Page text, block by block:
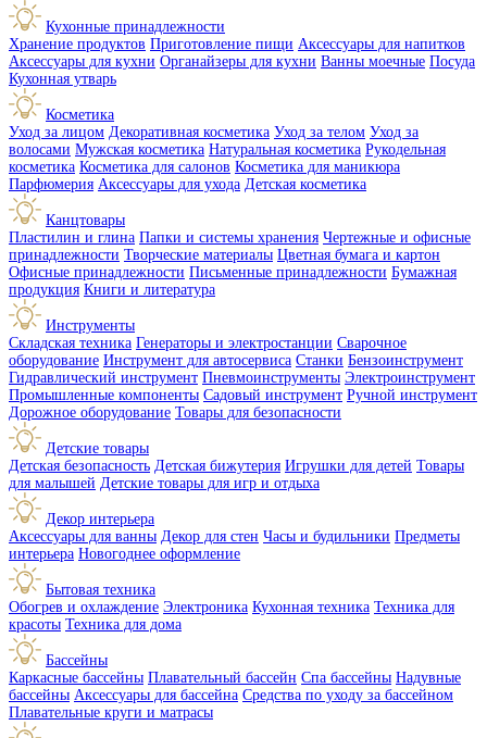
Кухонные принадлежности
Хранение продуктов Приготовление пищи Аксессуары для напитков
Аксессуары для кухни Органайзеры для кухни Ванны моечные Посуда
Кухонная утварь
Косметика
Уход за лицом Декоративная косметика Уход за телом Уход за
волосами Мужская косметика Натуральная косметика Рукодельная
косметика Косметика для салонов Косметика для маникюра
Парфюмерия Аксессуары для ухода Детская косметика
Канцтовары
Пластилин и глина Папки и системы хранения Чертежные и офисные
принадлежности Творческие материалы Цветная бумага и картон
Офисные принадлежности Письменные принадлежности Бумажная
продукция Книги и литература
Инструменты
Складская техника Генераторы и электростанции Сварочное
оборудование Инструмент для автосервиса Станки Бензоинструмент
Гидравлический инструмент Пневмоинструменты Электроинструмент
Промышленные компоненты Садовый инструмент Ручной инструмент
Дорожное оборудование Товары для безопасности
Детские товары
Детская безопасность Детская бижутерия Игрушки для детей Товары
для малышей Детские товары для игр и отдыха
Декор интерьера
Аксессуары для ванны Декор для стен Часы и будильники Предметы
интерьера Новогоднее оформление
Бытовая техника
Обогрев и охлаждение Электроника Кухонная техника Техника для
красоты Техника для дома
Бассейны
Каркасные бассейны Плавательный бассейн Спа бассейны Надувные
бассейны Аксессуары для бассейна Средства по уходу за бассейном
Плавательные круги и матрасы